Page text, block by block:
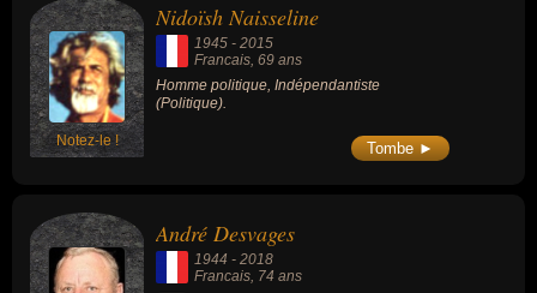
Notez-le !
Nidoïsh Naisseline
1945 - 2015
Francais , 69 ans
Homme politique, Indépendantiste
(Politique).
Tombe ►
André Desvages
1944 - 2018
Francais, 74 ans